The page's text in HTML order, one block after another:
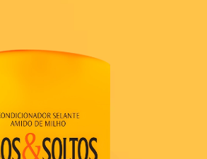
e conquiste o liso perfeito